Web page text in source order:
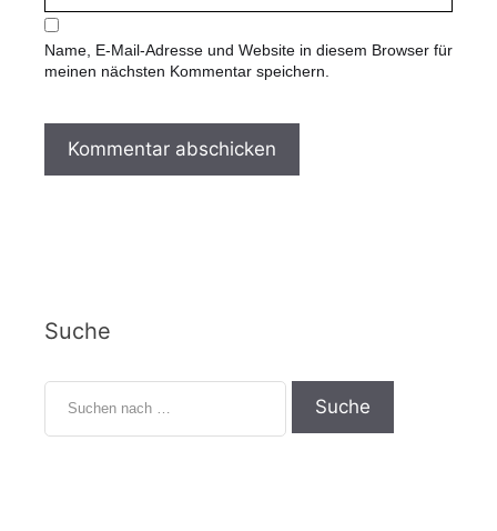
l
-
e
b
s
i
t
Name, E-Mail-Adresse und Website in diesem Browser für
meinen nächsten Kommentar speichern.
Suche
S
c